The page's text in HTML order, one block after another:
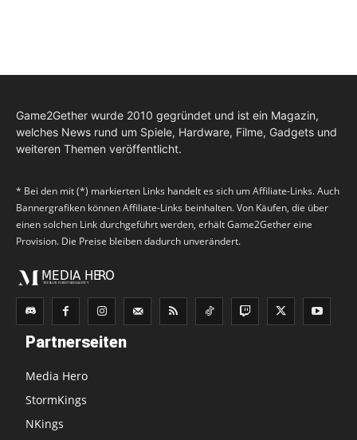
Game2Gether wurde 2010 gegründet und ist ein Magazin,
welches News rund um Spiele, Hardware, Filme, Gadgets und
weiteren Themen veröffentlicht.
* Bei den mit (*) markierten Links handelt es sich um Affiliate-Links. Auch
Bannergrafiken können Affiliate-Links beinhalten. Von Käufen, die über
einen solchen Link durchgeführt werden, erhält Game2Gether eine
Provision. Die Preise bleiben dadurch unverändert.
Partnerseiten
Media Hero
StormKings
NKings